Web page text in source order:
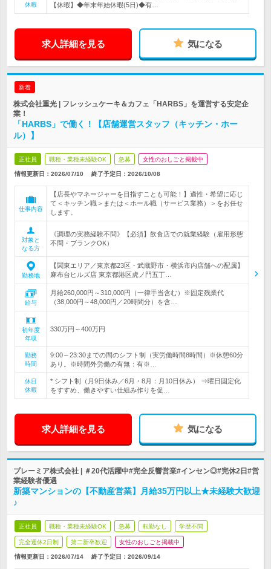
休暇
【休暇】◆年末年始休暇(5日)◆有…
求人詳細を見る 気になる
新着
株式会社重光 | フレッシュケーキ＆カフェ「HARBS」を運営する安定企
業！
「HARBS」で働く！【店舗運営スタッフ（キッチン・ホー
ル）】
正社員 職種・業種未経験OK 急募 女性のおしごと掲載中
情報更新日：2026/07/10 終了予定日： 2026/10/08
仕事内容
【店長やマネージャーを目指すことも可能！】適性・希望に応じ
て＜キッチン職＞または＜ホール職（サービス業務）＞をお任せ
します。
対象と
なる方
《調理の実務経験不問》【必須】飲食店での就業経験（雇用形態
不問・ブランクOK）
勤務地
【関東エリア／東京都23区・武蔵野市・横浜市内店舗への配属】
麻布台ヒルズ店 東京都港区虎ノ門五丁…
給与
月給260,000円～310,000円（一律手当含む）※固定残業代
（38,000円～48,000円／20時間分）を含…
初年度
年収
330万円～400万円
勤務
時間
9:00～23:30までの間のシフト制（実労働時間8時間）※休憩60分
あり。※時間外労働の有無：有※…
休日
休暇
* シフト制（月9日休み／6月・8月：月10日休み） ⇒曜日固定化
をすすめ、働きやすい仕組み作りを促…
求人詳細を見る 気になる
プレーミア株式会社 | ＃20代活躍中#完全反響営業#インセン◎#完休2日#営
業経験者優遇
新築マンションの【不動産営業】月給35万円以上★未経験大歓迎
♪
正社員 職種・業種未経験OK 急募 転勤なし 学歴不問
完全週休2日制 第二新卒歓迎 女性のおしごと掲載中
情報更新日：2026/07/14 終了予定日： 2026/09/14